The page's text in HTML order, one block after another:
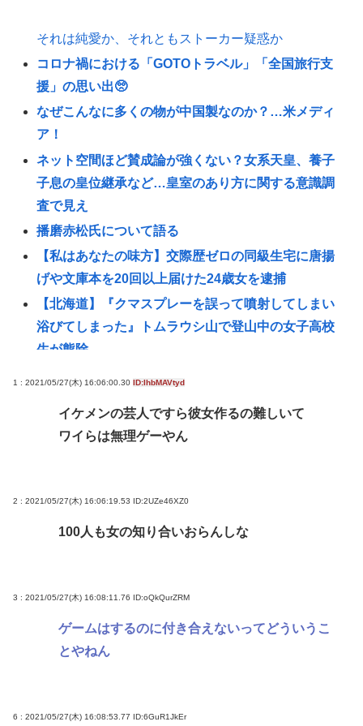
それは純愛か、それともストーカー疑惑か
コロナ禍における「GOTOトラベル」「全国旅行支
援」の思い出🥺
なぜこんなに多くの物が中国製なのか？…米メディ
ア！
ネット空間ほど賛成論が強くない？女系天皇、養子
子息の皇位継承など…皇室のあり方に関する意識調
査で見え
播磨赤松氏について語る
【私はあなたの味方】交際歴ゼロの同級生宅に唐揚
げや文庫本を20回以上届けた24歳女を逮捕
【北海道】『クマスプレーを誤って噴射してしまい
浴びてしまった』トムラウシ山で登山中の女子高校
生が熊除
おまえらが今までに使った事がある【ズル休み】の
た」ってセリフあるけど、どんな自殺方法だった
界」
重大インシデント該当せず、ANAと国交省機の接近
1 : 2021/05/27(木) 16:06:00.30 ID:IhbMAVtyd
イケメンの芸人ですら彼女作るの難しいて
ワイらは無理ゲーやん
2 : 2021/05/27(木) 16:06:19.53 ID:2UZe46XZ0
100人も女の知り合いおらんしな
3 : 2021/05/27(木) 16:08:11.76 ID:oQkQurZRM
ゲームはするのに付き合えないってどういうこ
とやねん
6 : 2021/05/27(木) 16:08:53.77 ID:6GuR1JkEr